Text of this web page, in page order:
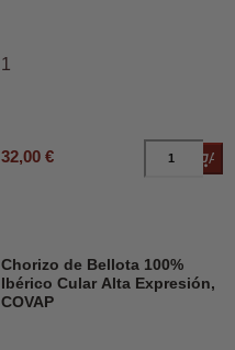
1
32,00 €
Chorizo de Bellota 100%
Ibérico Cular Alta Expresión,
COVAP